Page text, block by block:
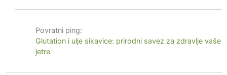
Povratni ping:
Glutation i ulje sikavice: prirodni savez za zdravlje vaše
jetre